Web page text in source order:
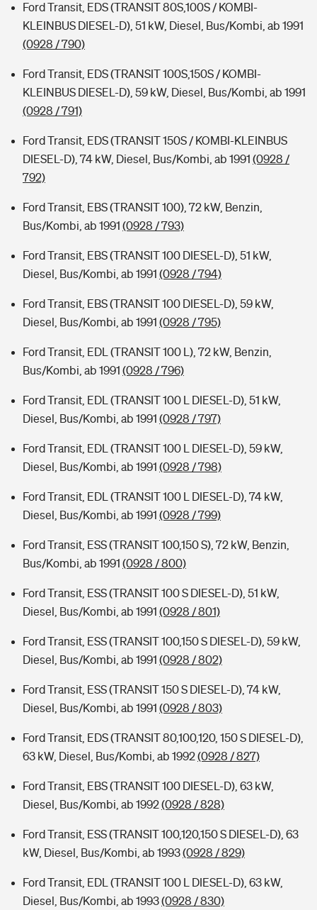
Ford Transit, EDS (TRANSIT 80S,100S / KOMBI-
KLEINBUS DIESEL-D), 51 kW, Diesel, Bus/Kombi, ab 1991
(0928 / 790)
Ford Transit, EDS (TRANSIT 100S,150S / KOMBI-
KLEINBUS DIESEL-D), 59 kW, Diesel, Bus/Kombi, ab 1991
(0928 / 791)
Ford Transit, EDS (TRANSIT 150S / KOMBI-KLEINBUS
DIESEL-D), 74 kW, Diesel, Bus/Kombi, ab 1991 (0928 /
792)
Ford Transit, EBS (TRANSIT 100), 72 kW, Benzin,
Bus/Kombi, ab 1991 (0928 / 793)
Ford Transit, EBS (TRANSIT 100 DIESEL-D), 51 kW,
Diesel, Bus/Kombi, ab 1991 (0928 / 794)
Ford Transit, EBS (TRANSIT 100 DIESEL-D), 59 kW,
Diesel, Bus/Kombi, ab 1991 (0928 / 795)
Ford Transit, EDL (TRANSIT 100 L), 72 kW, Benzin,
Bus/Kombi, ab 1991 (0928 / 796)
Ford Transit, EDL (TRANSIT 100 L DIESEL-D), 51 kW,
Diesel, Bus/Kombi, ab 1991 (0928 / 797)
Ford Transit, EDL (TRANSIT 100 L DIESEL-D), 59 kW,
Diesel, Bus/Kombi, ab 1991 (0928 / 798)
Ford Transit, EDL (TRANSIT 100 L DIESEL-D), 74 kW,
Diesel, Bus/Kombi, ab 1991 (0928 / 799)
Ford Transit, ESS (TRANSIT 100,150 S), 72 kW, Benzin,
Bus/Kombi, ab 1991 (0928 / 800)
Ford Transit, ESS (TRANSIT 100 S DIESEL-D), 51 kW,
Diesel, Bus/Kombi, ab 1991 (0928 / 801)
Ford Transit, ESS (TRANSIT 100,150 S DIESEL-D), 59 kW,
Diesel, Bus/Kombi, ab 1991 (0928 / 802)
Ford Transit, ESS (TRANSIT 150 S DIESEL-D), 74 kW,
Diesel, Bus/Kombi, ab 1991 (0928 / 803)
Ford Transit, EDS (TRANSIT 80,100,120, 150 S DIESEL-D),
63 kW, Diesel, Bus/Kombi, ab 1992(0928 / 827)
Ford Transit, EBS (TRANSIT 100 DIESEL-D), 63 kW,
Diesel, Bus/Kombi, ab 1992(0928 / 828)
Ford Transit, ESS (TRANSIT 100,120,150 S DIESEL-D), 63
kW, Diesel, Bus/Kombi, ab 1993(0928 / 829)
Ford Transit, EDL (TRANSIT 100 L DIESEL-D), 63 kW,
Diesel, Bus/Kombi, ab 1993(0928 / 830)